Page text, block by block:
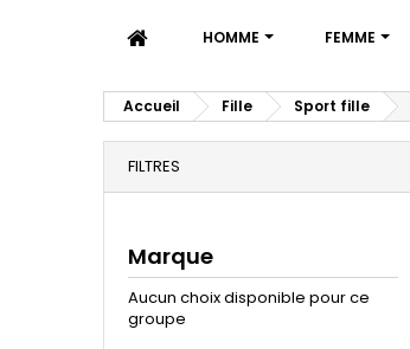
HOMME FEMME
Accueil Fille Sport fille
FILTRES
Marque
Aucun choix disponible pour ce
groupe